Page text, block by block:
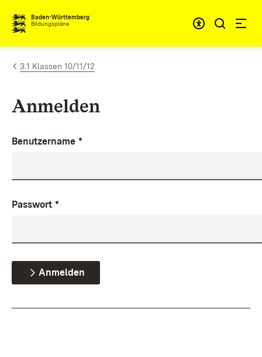
Zum Inhalt springen
Baden-Württemberg
Bildungspläne
3.1 Klassen 10/11/12
Anmelden
Benutzername *
Passwort *
Anmelden